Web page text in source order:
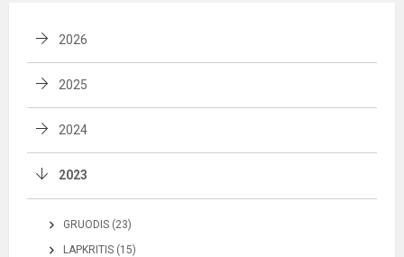
2026
2025
2024
2023
GRUODIS (23)
LAPKRITIS (15)